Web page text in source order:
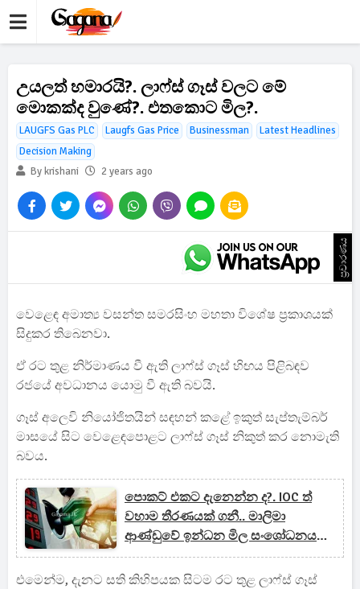
උයලත් හමාරයි?. ලාෆ්ස් ගෑස් වලට මේ
මොකක්ද වුණේ?. එතකොට මිල?.
LAUGFS Gas PLC Laugfs Gas Price Businessman
Latest Headlines
Decision Making
By krishani
2 years ago
ප්‍රචාරණය
වෙළෙඳ අමාත්‍ය වසන්ත සමරසිංහ මහතා විශේෂ ප්‍රකාශයක්
සිදුකර තිබෙනවා.
ඒ රට තුළ නිර්මාණය වී ඇති ලාෆ්ස් ගෑස් හිඟය පිළිබඳව
රජයේ අවධානය යොමු වී ඇති බවයි.
ගෑස් අලෙවි නියෝජිතයින් සඳහන් කළේ ඉකුත් සැප්තැම්බර්
මාසයේ සිට වෙළෙඳපොළට ලාෆ්ස් ගෑස් නිකුත් කර නොමැති
බවය.
පොකට් එකට දැනෙන්න ද?. IOC ත්
වහාම තීරණයක් ගනී.. මාලිමා
ආණ්ඩුවේ ඉන්ධන මිල සංශෝධනය
වුණේ මෙහෙමයි..(UPDATE)
එමෙන්ම, දැනට සති කිහිපයක සිටම රට තුළ ලාෆ්ස් ගෑස්